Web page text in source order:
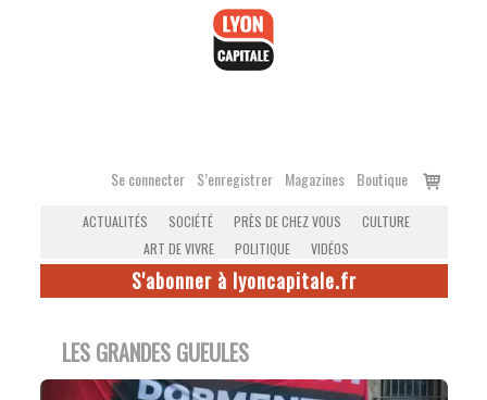
Se connecter S’enregistrer Magazines Boutique
Voir
ACTUALITÉS SOCIÉTÉ PRÈS DE CHEZ VOUS
CULTURE
ART DE VIVRE
POLITIQUE VIDÉOS
S'abonner à lyoncapitale.fr
LES GRANDES GUEULES